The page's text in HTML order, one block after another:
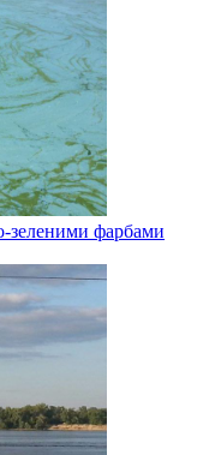
зеленими фарбами